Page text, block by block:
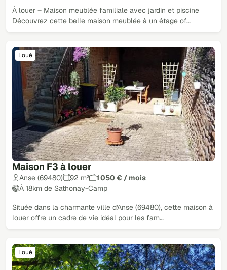
À louer – Maison meublée familiale avec jardin et piscine
Découvrez cette belle maison meublée à un étage of…
Maison F3 à louer
Loué
Anse (69480) 92 m²
1 050 € / mois
À 18km de Sathonay-Camp
Située dans la charmante ville d'Anse (69480), cette maison à
louer offre un cadre de vie idéal pour les fam…
Loué